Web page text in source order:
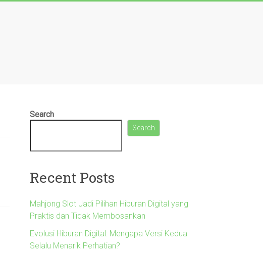
Search
Search
Recent Posts
Mahjong Slot Jadi Pilihan Hiburan Digital yang
Praktis dan Tidak Membosankan
Evolusi Hiburan Digital: Mengapa Versi Kedua
Selalu Menarik Perhatian?